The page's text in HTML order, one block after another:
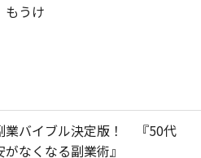
もうけ
業バイブル決定版！ 『50代
なくなる副業術』